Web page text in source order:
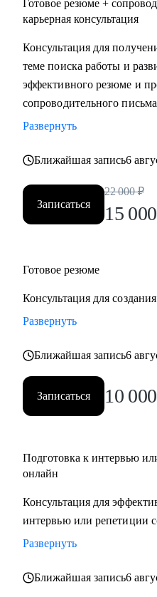
Готовое резюме +
карьерная консультация
Консультация для
теме поиска работы и
эффективного резюме и
сопроводительного
Развернуть
Ближайшая запись6
Записаться
22 000 ₽
15 000
Готовое резюме
Консультация для
Развернуть
Ближайшая запись6
Записаться 10 000
Подготовка к интервью
онлайн
Консультация для
интервью или репетиции
Развернуть
Ближайшая запись6